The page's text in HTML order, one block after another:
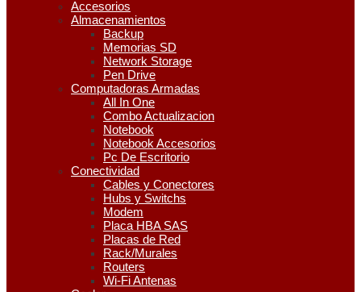
Accesorios
Almacenamientos
Backup
Memorias SD
Network Storage
Pen Drive
Computadoras Armadas
All In One
Combo Actualizacion
Notebook
Notebook Accesorios
Pc De Escritorio
Conectividad
Cables y Conectores
Hubs y Switchs
Modem
Placa HBA SAS
Placas de Red
Rack/Murales
Routers
Wi-Fi Antenas